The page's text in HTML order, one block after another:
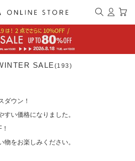
SALE (193)
ダウン！
い価格になりました。
をお楽しみください。